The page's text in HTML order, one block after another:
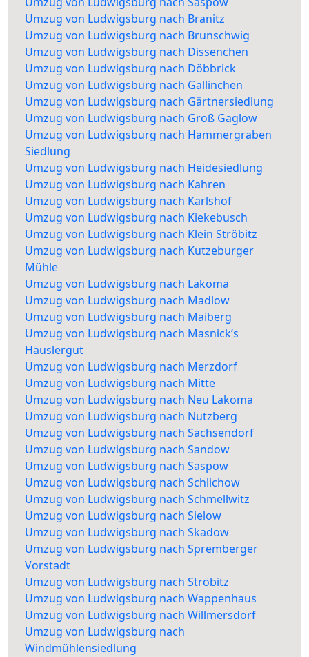
Umzug von Ludwigsburg nach Branitz
Umzug von Ludwigsburg nach Brunschwig
Umzug von Ludwigsburg nach Dissenchen
Umzug von Ludwigsburg nach Döbbrick
Umzug von Ludwigsburg nach Gallinchen
Umzug von Ludwigsburg nach Gärtnersiedlung
Umzug von Ludwigsburg nach Groß Gaglow
Umzug von Ludwigsburg nach Hammergraben
Siedlung
Umzug von Ludwigsburg nach Heidesiedlung
Umzug von Ludwigsburg nach Kahren
Umzug von Ludwigsburg nach Karlshof
Umzug von Ludwigsburg nach Kiekebusch
Umzug von Ludwigsburg nach Klein Ströbitz
Umzug von Ludwigsburg nach Kutzeburger
Mühle
Umzug von Ludwigsburg nach Lakoma
Umzug von Ludwigsburg nach Madlow
Umzug von Ludwigsburg nach Maiberg
Umzug von Ludwigsburg nach Masnick’s
Häuslergut
Umzug von Ludwigsburg nach Merzdorf
Umzug von Ludwigsburg nach Mitte
Umzug von Ludwigsburg nach Neu Lakoma
Umzug von Ludwigsburg nach Nutzberg
Umzug von Ludwigsburg nach Sachsendorf
Umzug von Ludwigsburg nach Sandow
Umzug von Ludwigsburg nach Saspow
Umzug von Ludwigsburg nach Schlichow
Umzug von Ludwigsburg nach Schmellwitz
Umzug von Ludwigsburg nach Sielow
Umzug von Ludwigsburg nach Skadow
Umzug von Ludwigsburg nach Spremberger
Vorstadt
Umzug von Ludwigsburg nach Ströbitz
Umzug von Ludwigsburg nach Wappenhaus
Umzug von Ludwigsburg nach Willmersdorf
Umzug von Ludwigsburg nach
Windmühlensiedlung